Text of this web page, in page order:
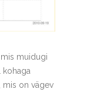
muidugi
kohaga
on vägev